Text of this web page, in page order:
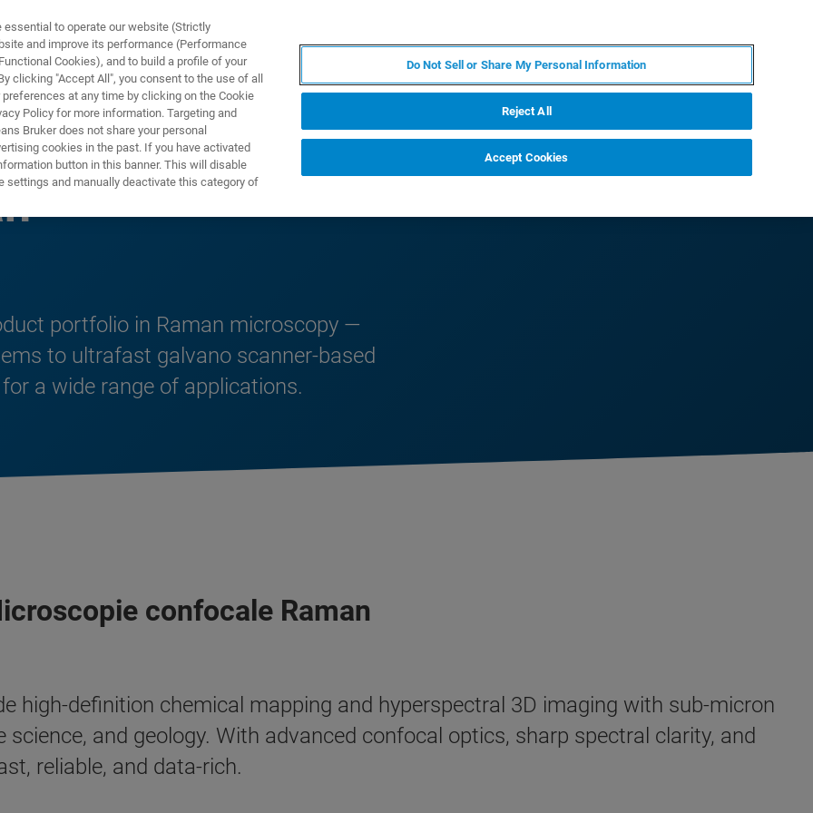
portfolio in Raman microscopy —
to ultrafast galvano scanner-based
a wide range of applications.
confocale Raman
high-definition chemical mapping and hyperspectral 3D imaging with sub-micron
and geology. With advanced confocal optics, sharp spectral clarity, and
reliable, and data-rich.
to operate our website (Strictly
and improve its performance (Performance
Cookies), and to build a profile of your
clicking "Accept All", you consent to the use of all
at any time by clicking on the Cookie
Policy for more information. Targeting and
Bruker does not share your personal
cookies in the past. If you have activated
button in this banner. This will disable
settings and manually deactivate this category of
Do Not Sell or Share My Personal Information
Reject All
Accept Cookies